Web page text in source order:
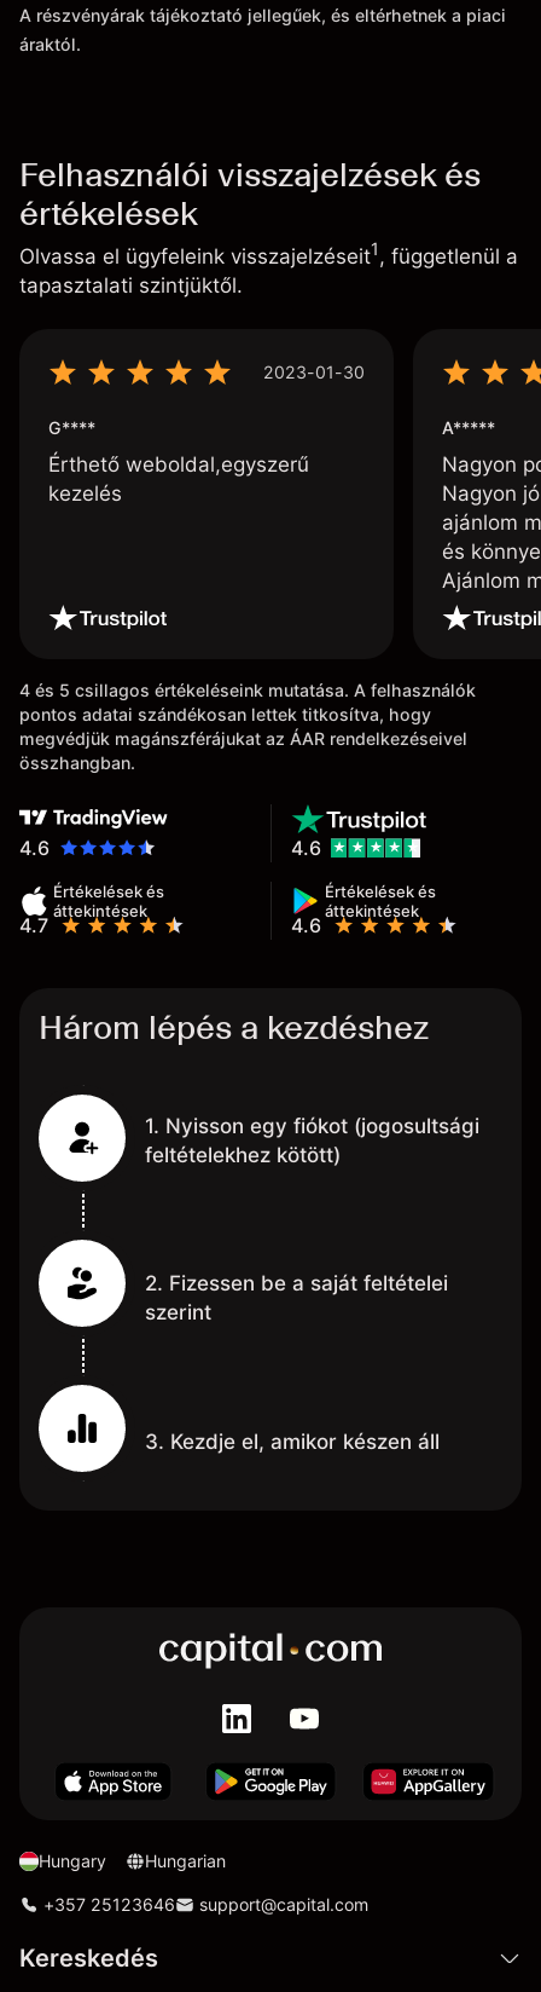
A részvényárak tájékoztató jellegűek, és eltérhetnek a piaci
áraktól.
Felhasználói visszajelzések és
értékelések
Olvassa el ügyfeleink visszajelzéseit1, függetlenül a
tapasztalati szintjüktől.
2023-01-30
G****
Érthető weboldal,egyszerű
kezelés
A*****
Nagyon
Nagyon
ajánlom
és
Ajánlom
4 és 5 csillagos értékeléseink mutatása. A felhasználók
pontos adatai szándékosan lettek titkosítva, hogy
megvédjük magánszférájukat az ÁAR rendelkezéseivel
összhangban.
4.6
Értékelések és
áttekintések
4.7
Értékelések és
áttekintések
4.6
4.6
Három lépés a kezdéshez
1. Nyisson egy fiókot (jogosultsági
feltételekhez kötött)
2. Fizessen be a saját feltételei
szerint
3. Kezdje el, amikor készen áll
Hungary Hungarian
+357 25123646 support@capital.com
Kereskedés